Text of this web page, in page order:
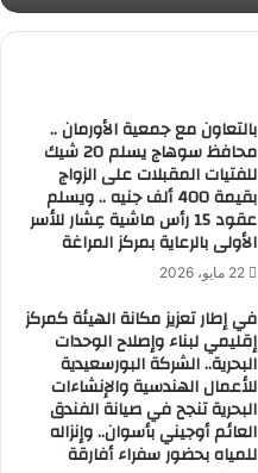
بالتعاون مع جمعية الأورمان ..
محافظ سوهاج يسلم 20 شيك
للفتيات المقبلات على الزواج
بقيمة 400 ألف جنيه .. ويسلم
عقود 15 رأس ماشية عِشار للأسر
الأولى بالرعاية بمركز المراغة
22 مايو، 2026
في إطار تعزيز مكانة الهيئة كمركز
إقليمي لبناء وإصلاح الوحدات
البحرية.. الشركة البورسعيدية
للأعمال الهندسية والإنشاءات
البحرية تنجح في صيانة الفندق
العائم أوجيني بأسوان.. وإنزاله
للمياه بحضور سفراء أفارقة